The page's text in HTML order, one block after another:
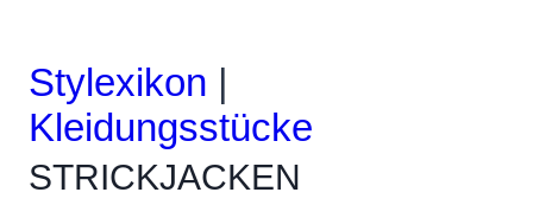
Stylexikon |
Kleidungsstücke
STRICKJACKEN